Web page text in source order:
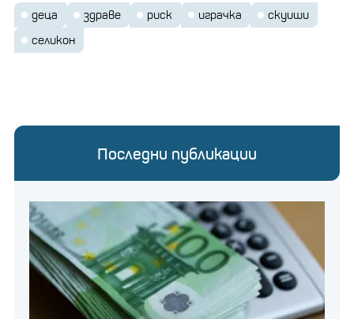
деца здраве риск играчка
скуиши
селикон
Последни публикации